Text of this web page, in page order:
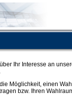
Ihr Interesse an
Möglichkeit, einen
bzw. Ihren